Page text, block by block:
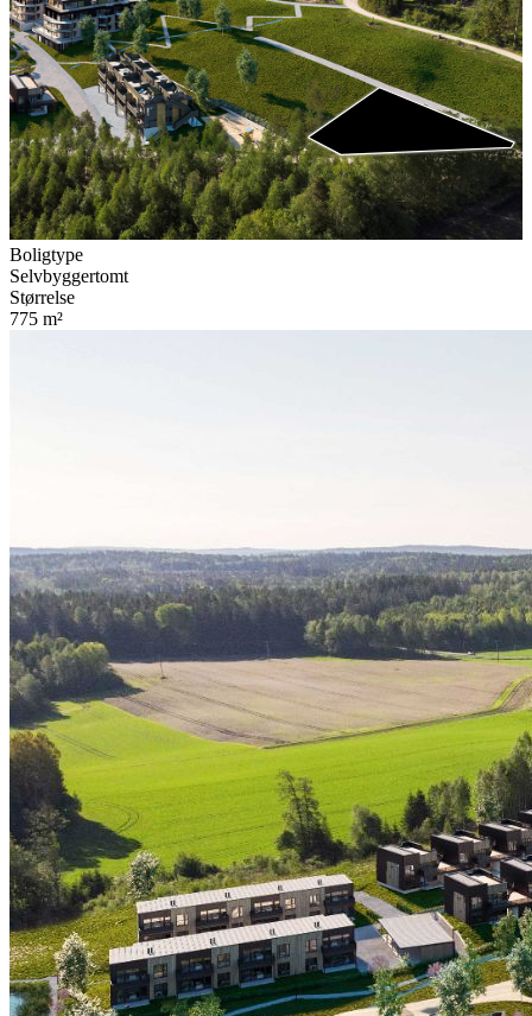
Boligtype
Selvbyggertomt
Størrelse
775 m²